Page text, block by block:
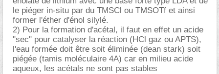
le piéger in-situ par du TMSCl ou TMSOTf et ainsi
former l'éther d'énol silylé.
2) Pour la formation d'acétal, il faut en effet un acide
"sec" pour catalyser la réaction (HCl gaz ou APTS),
l'eau formée doit être soit éliminée (dean stark) soit
piégée (tamis moléculaire 4A) car en milieu acide
aqueux, les acétals ne sont pas stables